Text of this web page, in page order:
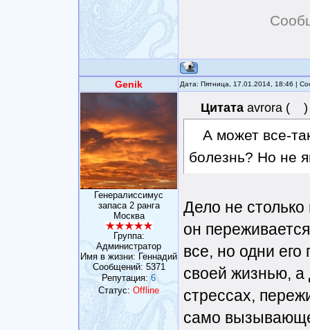
Genik Дата: Пятница, 17.01.2014, 18:46 |
Генералиссимус
запаса 2 ранга
Москва
Группа:
Администратор
Имя в жизни: Геннадий
Сообщений: 5371
Репутация: 6
Статус: Offline
Цитата avrora ( )
А может все-
болезнь? Но не
Дело не столько
он
все, но одни
своей жизнью, а
стрессах,
само